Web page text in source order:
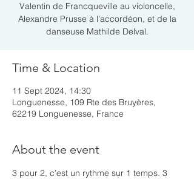
Valentin de Francqueville au violoncelle,
Alexandre Prusse à l’accordéon, et de la
danseuse Mathilde Delval.
Time & Location
11 Sept 2024, 14:30
Longuenesse, 109 Rte des Bruyères,
62219 Longuenesse, France
About the event
3 pour 2, c’est un rythme sur 1 temps. 3